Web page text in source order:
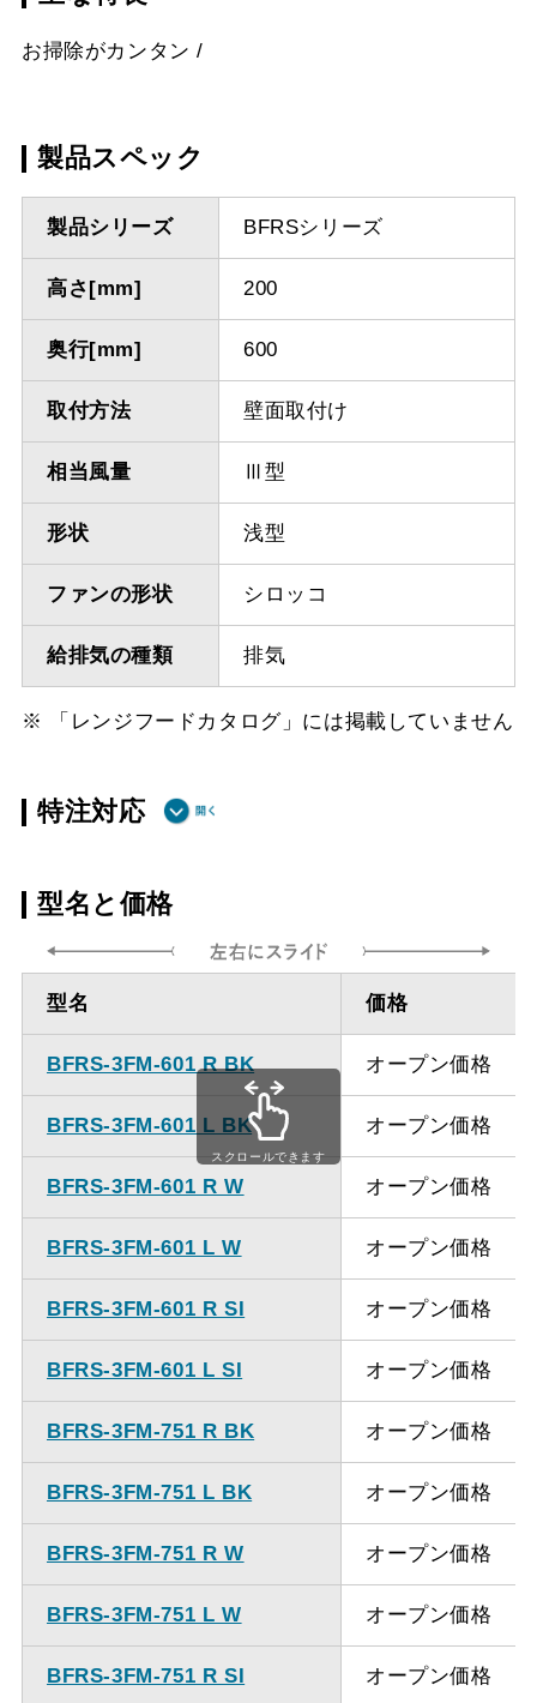
お掃除がカンタン
製品スペック
製品シリーズ BFRSシリーズ
高さ[mm] 200
奥行[mm] 600
取付方法 壁面取付け
相当風量 Ⅲ型
形状 浅型
ファンの形状 シロッコ
給排気の種類 排気
※ 「レンジフードカタログ」には掲載していません
特注対応
方
ｍ）
ダクト方向上
方
最大寸法 1035ｍｍ
備考
点検口を設けての最小寸
法は弊社にお問い合わせ
ください。
型名と価格
型名 価格
BFRS-3FM-601 R BK オープン価格
BFRS-3FM-601 L BK オープン価格
BFRS-3FM-601 R W オープン価格
BFRS-3FM-601 L W オープン価格
BFRS-3FM-601 R SI オープン価格
BFRS-3FM-601 L SI オープン価格
BFRS-3FM-751 R BK オープン価格
BFRS-3FM-751 L BK オープン価格
BFRS-3FM-751 R W オープン価格
BFRS-3FM-751 L W オープン価格
BFRS-3FM-751 R SI オープン価格
スクロールできます